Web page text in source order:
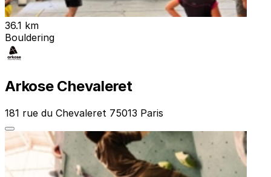
36.1 km
Bouldering
Arkose Chevaleret
181 rue du Chevaleret 75013 Paris